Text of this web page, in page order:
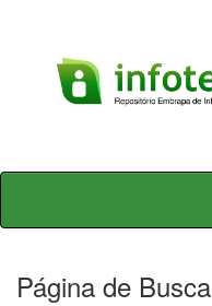
Skip
Página de Busca